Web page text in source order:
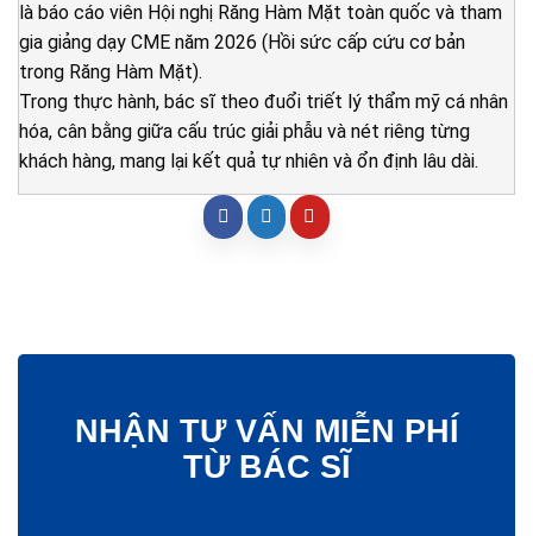
là báo cáo viên Hội nghị Răng Hàm Mặt toàn quốc và tham
gia giảng dạy CME năm 2026 (Hồi sức cấp cứu cơ bản
trong Răng Hàm Mặt).
Trong thực hành, bác sĩ theo đuổi triết lý thẩm mỹ cá nhân
hóa, cân bằng giữa cấu trúc giải phẫu và nét riêng từng
khách hàng, mang lại kết quả tự nhiên và ổn định lâu dài.
NHẬN TƯ VẤN MIỄN PHÍ
TỪ BÁC SĨ